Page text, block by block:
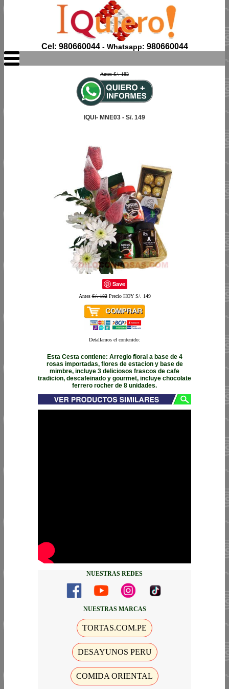
Cel: 980660044- Whatsapp: 980660044
Antes S/. 182
IQUI- MNE03 - S/. 149
Save
AntesS/. 182Precio HOY S/. 149
Detallamos el contenido:
Esta Cesta contiene: Arreglo floral a base de 4
rosas importadas, flores de estacion y base de
mimbre, incluye 3 deliciosos frascos de cafe
tradicion, descafeinado y gourmet, incluye chocolate
ferrero rocher de 8 unidades.
NUESTRAS REDES
NUESTRAS MARCAS
TORTAS.COM.PE
DESAYUNOS PERU
COMIDA ORIENTAL